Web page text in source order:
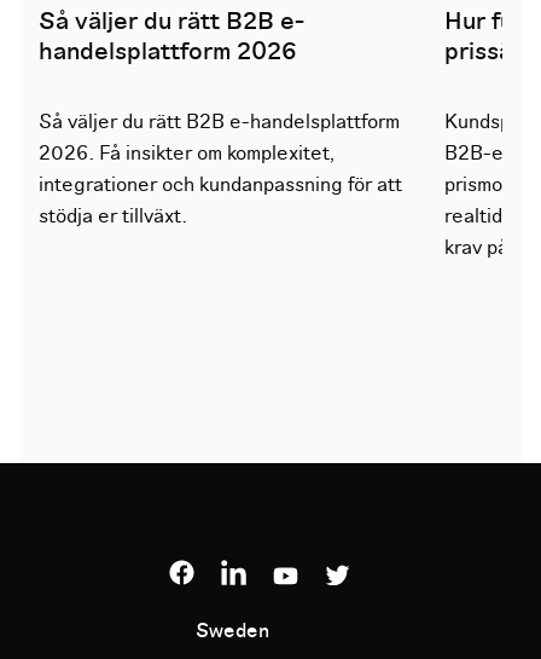
Så väljer du rätt B2B e-
handelsplattform 2026
Så väljer du rätt B2B e-handelsplattform
2026. Få insikter om komplexitet,
integrationer och kundanpassning för att
stödja er tillväxt.
Hur
B2B-e-
realtid
krav på
Sweden